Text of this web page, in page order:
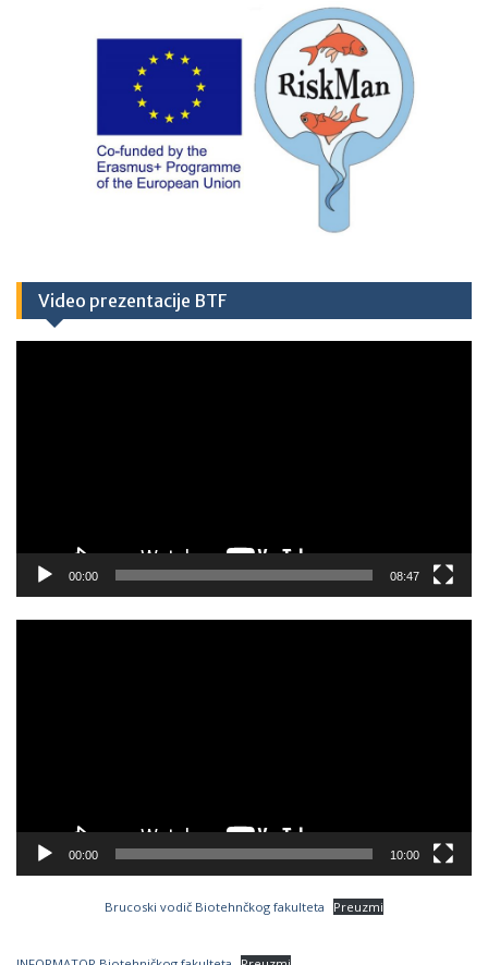
Video prezentacije BTF
00:00 08:47
00:00 10:00
Brucoski vodič Biotehnčkog fakulteta Preuzmi